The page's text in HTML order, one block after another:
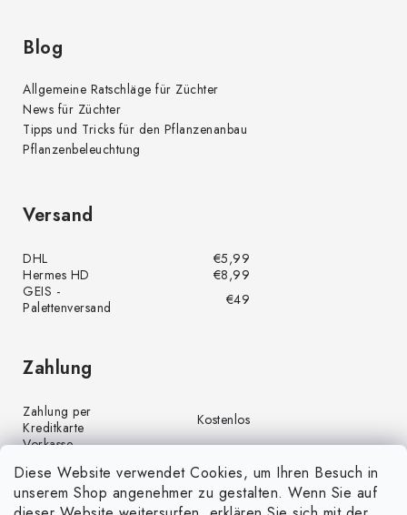
Diese Website verwendet Cookies, um Ihren Besuch in
unserem Shop angenehmer zu gestalten. Wenn Sie auf
Blog
Allgemeine Ratschläge für Züchter
News für Züchter
Tipps und Tricks für den Pflanzenanbau
Pflanzenbeleuchtung
Versand
DHL
€5,99
Hermes HD
€8,99
GEIS -
Palettenversand
€49
Zahlung
Zahlung per
Kreditkarte
Kostenlos
Vorkasse
Zahlung per PayPal
Kostenlos
Nachnahme
€4,00